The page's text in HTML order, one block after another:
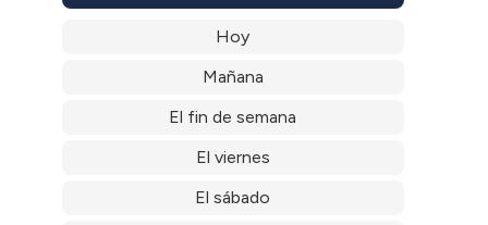
Hoy
Mañana
El fin de semana
El viernes
El sábado